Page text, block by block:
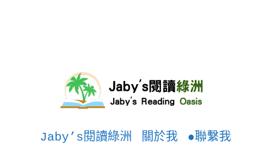
Jaby’s閱讀綠洲 關於我 ●聯繫我